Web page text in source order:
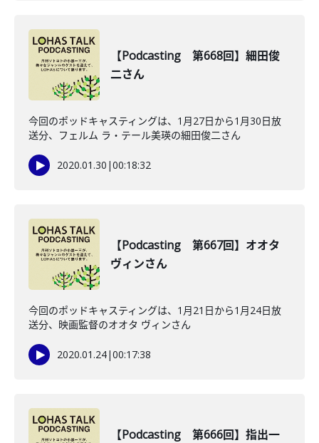
【Podcasting 第668回】細田俊
二さん
今回のポッドキャスティングは、1月27日から1月30日放
送分、フェルム ラ・テール美瑛の細田俊二さん
2020.01.30 |00:18:32
【Podcasting 第667回】オオタ
ヴィンさん
今回のポッドキャスティングは、1月21日から1月24日放
送分、映画監督のオオタ ヴィンさん
2020.01.24|00:17:38
【Podcasting 第666回】指出一